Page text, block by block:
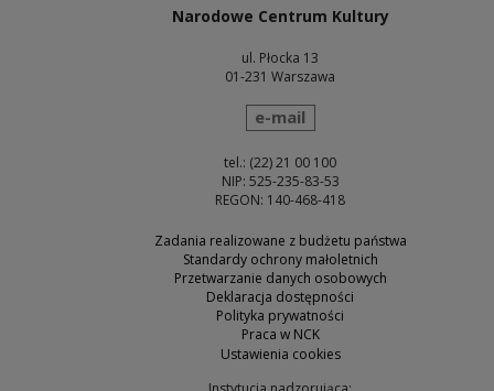
Narodowe Centrum Kultury
ul. Płocka 13
01-231 Warszawa
wyślij wiadomość
e-mail
tel.: (22) 21 00 100
NIP: 525-235-83-53
REGON: 140-468-418
Zadania realizowane z budżetu państwa
Standardy ochrony małoletnich
Przetwarzanie danych osobowych
Deklaracja dostępności
Polityka prywatności
Praca w NCK
Ustawienia cookies